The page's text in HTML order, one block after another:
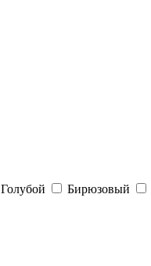
Голубой Бирюзовый